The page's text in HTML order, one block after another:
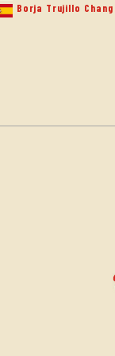
Borja Trujillo Chang